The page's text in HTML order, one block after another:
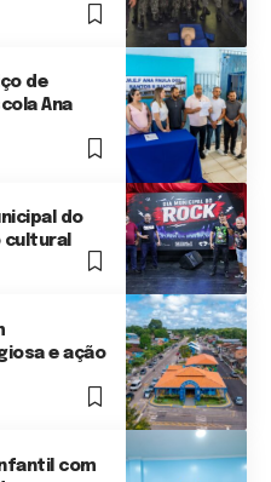
de
Ana
do
cultural
e ação
com